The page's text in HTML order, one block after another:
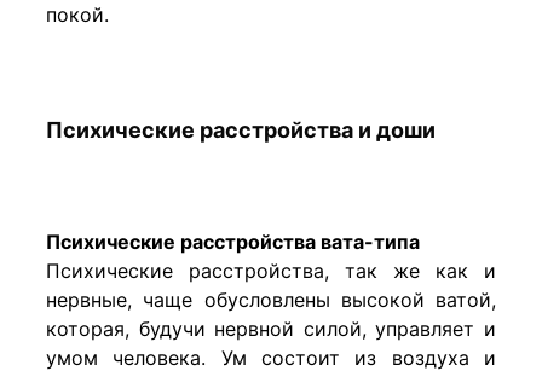
покой.
Психические расстройства и доши
Психические расстройства вата-типа
Психические расстройства, так же как и
нервные, чаще обусловлены высокой ватой,
которая, будучи нервной силой, управляет и
умом человека. Ум состоит из воздуха и